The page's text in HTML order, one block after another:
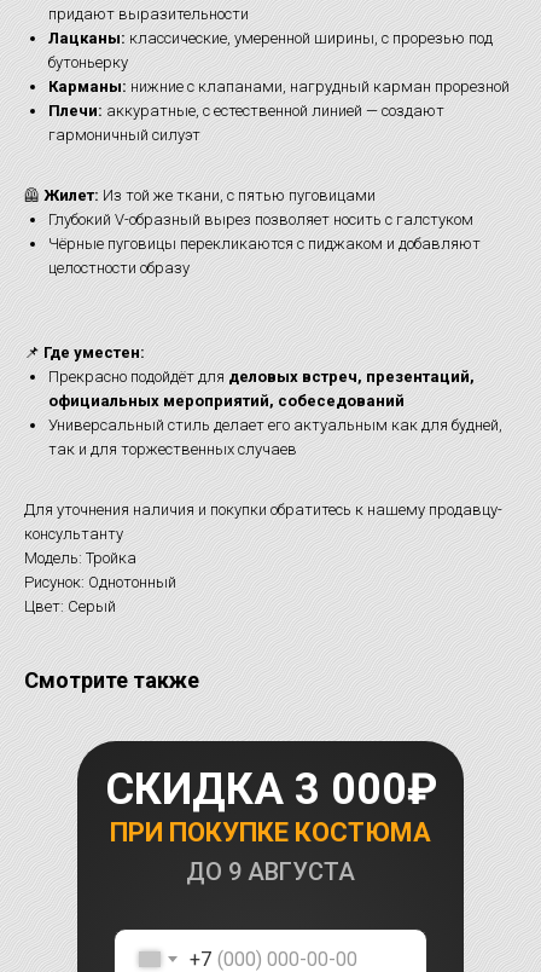
придают выразительности
Лацканы:классические, умеренной ширины, с прорезью под
бутоньерку
Карманы:нижние с клапанами, нагрудный карман прорезной
Плечи: аккуратные, с естественной линией — создают
гармоничный силуэт
🦺 Жилет: Из той же ткани, с пятью пуговицами
Глубокий V-образный вырез позволяет носить с галстуком
Чёрные пуговицы перекликаются с пиджаком и добавляют
целостности образу
📌 Где уместен:
Прекрасно подойдёт для деловых встреч, презентаций,
официальных мероприятий, собеседований
Универсальный стиль делает его актуальным как для будней,
так и для торжественных случаев
Для уточнения наличия и покупки обратитесь к нашему продавцу-
консультанту
Модель: Тройка
Рисунок: Однотонный
Цвет: Серый
Смотрите также
ПРИ ПОКУПКЕ КОСТЮМА
СКИДКА 3 000₽
ДО 9 АВГУСТА
+7